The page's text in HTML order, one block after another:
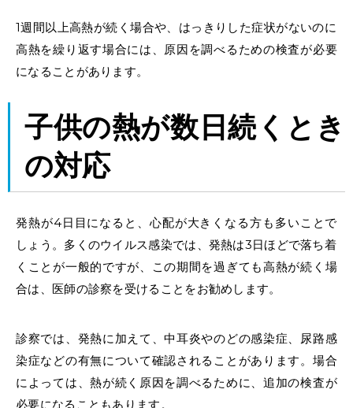
1週間以上高熱が続く場合や、はっきりした症状がないのに
高熱を繰り返す場合には、原因を調べるための検査が必要
になることがあります。
子供の熱が数日続くとき
の対応
発熱が4日目になると、心配が大きくなる方も多いことで
しょう。多くのウイルス感染では、発熱は3日ほどで落ち着
くことが一般的ですが、この期間を過ぎても高熱が続く場
合は、医師の診察を受けることをお勧めします。
診察では、発熱に加えて、中耳炎やのどの感染症、尿路感
染症などの有無について確認されることがあります。場合
によっては、熱が続く原因を調べるために、追加の検査が
必要になることもあります。